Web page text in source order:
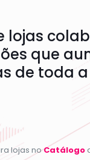
lojas
que
de toda
lojas noCatálogo